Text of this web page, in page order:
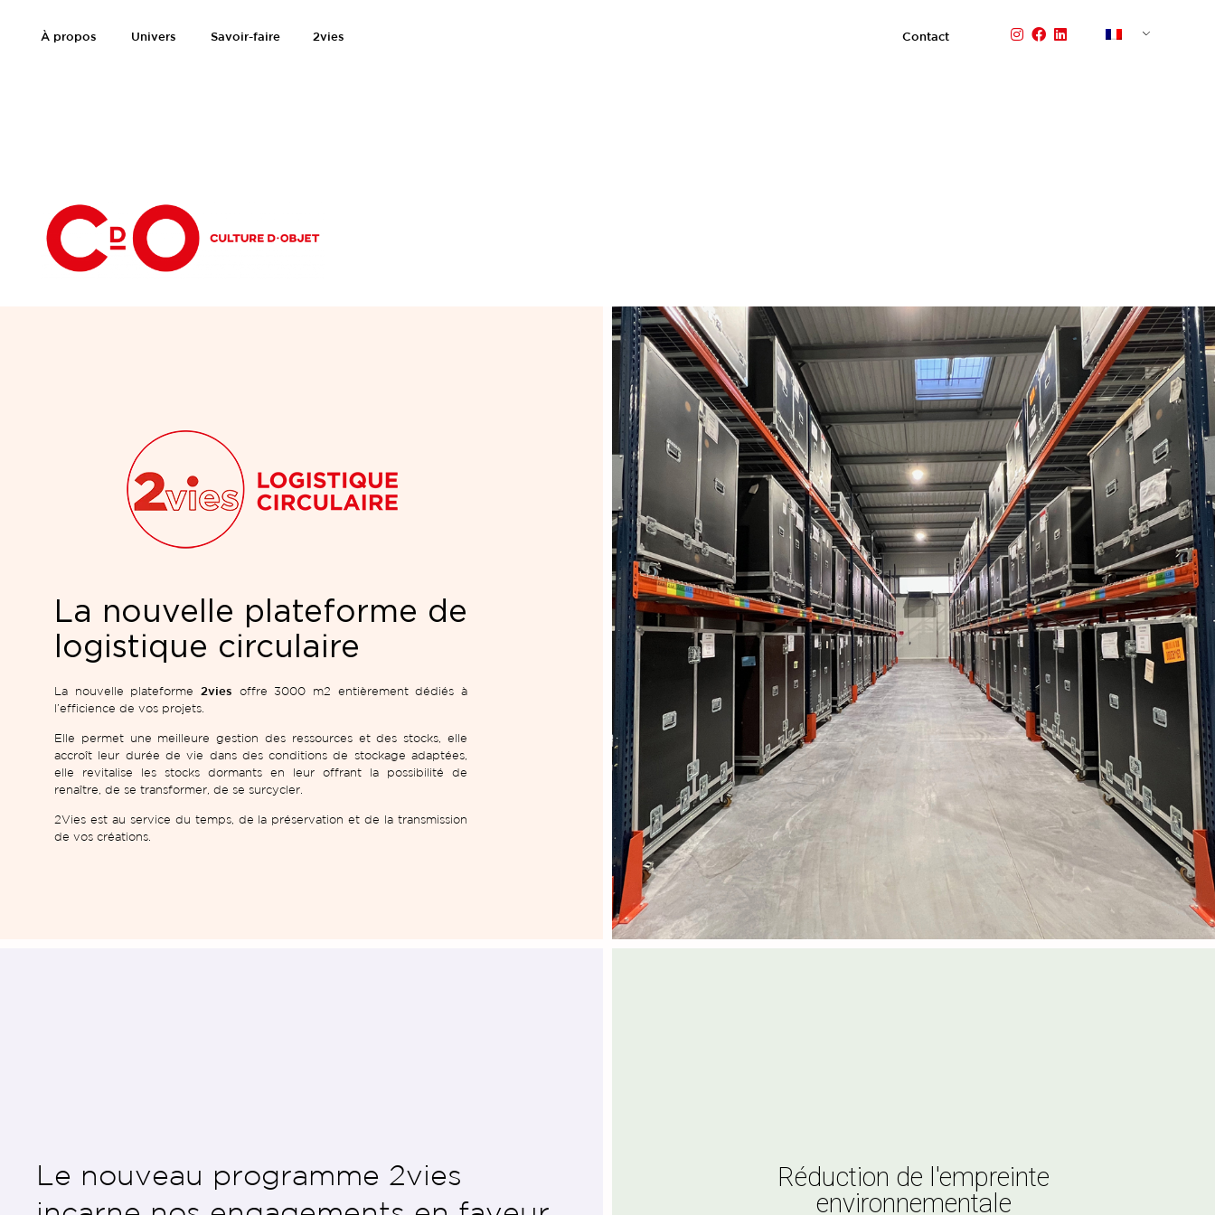
À propos Univers Savoir-faire 2vies Contact
La nouvelle plateforme de
logistique circulaire
La nouvelle plateforme 2vies offre 3000 m2 entièrement dédiés à
l’efficience de vos projets.
Elle permet une meilleure gestion des ressources et des stocks, elle
accroît leur durée de vie dans des conditions de stockage adaptées,
elle revitalise les stocks dormants en leur offrant la possibilité de
renaître, de se transformer, de se surcycler.
2Vies est au service du temps, de la préservation et de la transmission
de vos créations.
Le nouveau programme 2vies
Réduction de l'empreinte
environnementale
Energies renouvelables